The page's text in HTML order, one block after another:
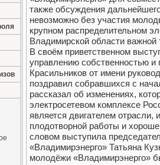
также обсуждения
невозможно без участия
крупном распределительном
Владимирской области важной
В своём приветственном
управлению собственностью
Красильников от имени
поздравил собравшихся с
рассказал об изменениях,
электросетевом комплексе
является двигателем
плодотворной работы и
словом выступила
«Владимирэнерго» Татьяна
молодёжи «Владимирэнерго»